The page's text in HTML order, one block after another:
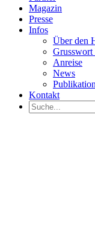
Magazin
Presse
Infos
Über den
Grusswort
Anreise
News
Kontakt